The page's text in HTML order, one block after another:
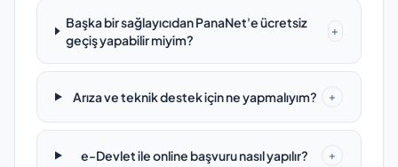
Başka bir sağlayıcıdan PanaNet'e ücretsiz
geçiş yapabilir miyim?
+
Arıza ve teknik destek için ne yapmalıyım? +
e-Devlet ile online başvuru nasıl yapılır? +